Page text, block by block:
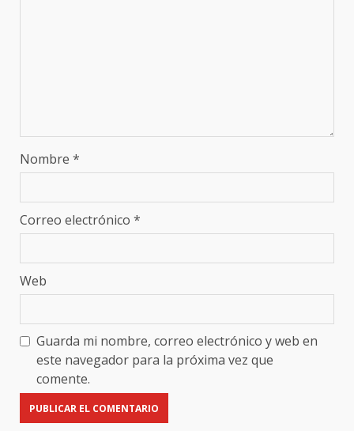
Nombre *
Correo electrónico *
Web
Guarda mi nombre, correo electrónico y web en
este navegador para la próxima vez que
comente.